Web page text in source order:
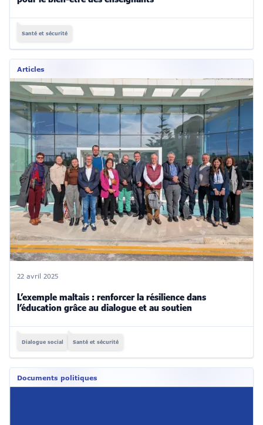
Santé et sécurité
Articles
22 avril 2025
L’exemple maltais : renforcer la résilience dans
l’éducation grâce au dialogue et au soutien
Dialogue social Santé et sécurité
Documents politiques